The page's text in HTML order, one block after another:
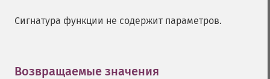
Сигнатура функции не содержит параметров.
Возвращаемые значения